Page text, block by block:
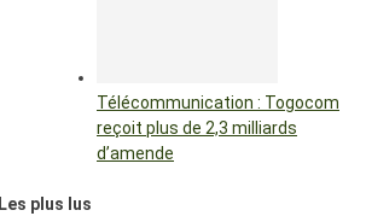
Télécommunication : Togocom
reçoit plus de 2,3 milliards
d’amende
Les plus lus